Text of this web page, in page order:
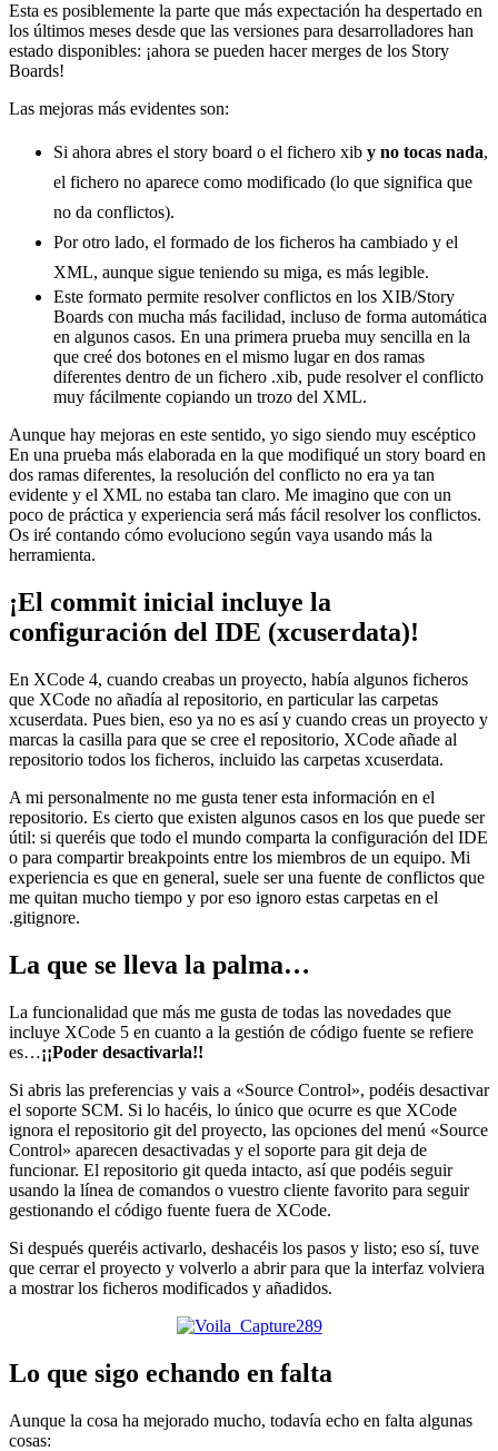
Esta es posiblemente la parte que más expectación ha despertado en
los últimos meses desde que las versiones para desarrolladores han
estado disponibles: ¡ahora se pueden hacer merges de los Story
Boards!
Las mejoras más evidentes son:
Si ahora abres el story board o el fichero xib y no tocas nada,
el fichero no aparece como modificado (lo que significa que
no da conflictos).
Por otro lado, el formado de los ficheros ha cambiado y el
XML, aunque sigue teniendo su miga, es más legible.
Este formato permite resolver conflictos en los XIB/Story
Boards con mucha más facilidad, incluso de forma automática
en algunos casos. En una primera prueba muy sencilla en la
que creé dos botones en el mismo lugar en dos ramas
diferentes dentro de un fichero .xib, pude resolver el conflicto
muy fácilmente copiando un trozo del XML.
Aunque hay mejoras en este sentido, yo sigo siendo muy escéptico
En una prueba más elaborada en la que modifiqué un story board en
dos ramas diferentes, la resolución del conflicto no era ya tan
evidente y el XML no estaba tan claro. Me imagino que con un
poco de práctica y experiencia será más fácil resolver los conflictos.
Os iré contando cómo evoluciono según vaya usando más la
herramienta.
¡El commit inicial incluye la
configuración del IDE (xcuserdata)!
En XCode 4, cuando creabas un proyecto, había algunos ficheros
que XCode no añadía al repositorio, en particular las carpetas
xcuserdata. Pues bien, eso ya no es así y cuando creas un proyecto y
marcas la casilla para que se cree el repositorio, XCode añade al
repositorio todos los ficheros, incluido las carpetas xcuserdata.
A mi personalmente no me gusta tener esta información en el
repositorio. Es cierto que existen algunos casos en los que puede ser
útil: si queréis que todo el mundo comparta la configuración del IDE
o para compartir breakpoints entre los miembros de un equipo. Mi
experiencia es que en general, suele ser una fuente de conflictos que
me quitan mucho tiempo y por eso ignoro estas carpetas en el
.gitignore.
La que se lleva la palma…
La funcionalidad que más me gusta de todas las novedades que
incluye XCode 5 en cuanto a la gestión de código fuente se refiere
es…¡¡Poder desactivarla!!
Si abris las preferencias y vais a «Source Control», podéis desactivar
el soporte SCM. Si lo hacéis, lo único que ocurre es que XCode
ignora el repositorio git del proyecto, las opciones del menú «Source
Control» aparecen desactivadas y el soporte para git deja de
funcionar. El repositorio git queda intacto, así que podéis seguir
usando la línea de comandos o vuestro cliente favorito para seguir
gestionando el código fuente fuera de XCode.
Si después queréis activarlo, deshacéis los pasos y listo; eso sí, tuve
que cerrar el proyecto y volverlo a abrir para que la interfaz volviera
a mostrar los ficheros modificados y añadidos.
Lo que sigo echando en falta
Aunque la cosa ha mejorado mucho, todavía echo en falta algunas
cosas: